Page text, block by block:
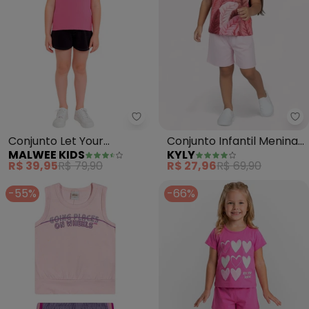
Malwee Kids - Conjunto Let
Conjunto Let Your
Dreams Take Flight (Rosa
Escuro)
MALWEE KIDS
R$ 39,95R$ 79,90
Conjunto Infantil Menina
Estampado (Rosa)
KYLY
R$ 27,96R$ 69,90
-55%
-66%